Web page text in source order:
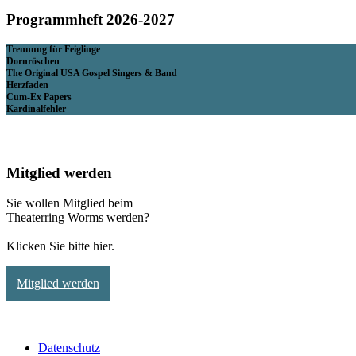
Programmheft 2026-2027
Trennung für Feiglinge
Dornröschen
The Original USA Gospel Singers & Band
Herzfaden
Cum-Ex Papers
Kardinalfehler
Mitglied werden
Sie wollen Mitglied beim
Theaterring Worms werden?
Klicken Sie bitte hier.
Mitglied werden
Datenschutz